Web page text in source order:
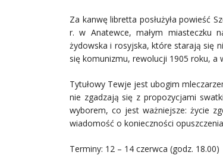
Za kanwę libretta posłużyła powieść
r. w Anatewce, małym miasteczku
żydowska i rosyjska, które starają się
się komunizmu, rewolucji 1905 roku,
Tytułowy Tewje jest ubogim
nie zgadzają się z propozycjami
wyborem, co jest ważniejsze: życie
wiadomość o konieczności
Terminy: 12 – 14 czerwca (godz. 18.00)